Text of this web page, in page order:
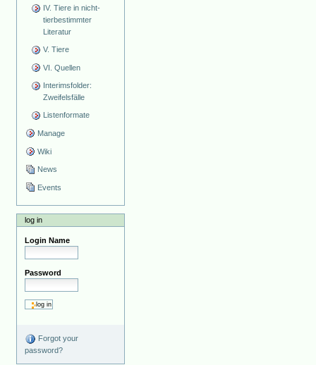
IV. Tiere in nicht-
tierbestimmter
Literatur
V. Tiere
VI. Quellen
Interimsfolder:
Zweifelsfälle
Listenformate
Manage
Wiki
News
Events
log in
Login Name
Password
Forgot your
password?